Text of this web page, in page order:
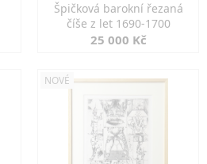
Špičková barokní řezaná
číše z let 1690-1700
25 000 Kč
NOVÉ